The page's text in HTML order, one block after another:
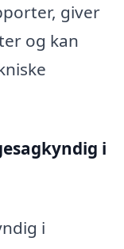
giver
og kan
i
i